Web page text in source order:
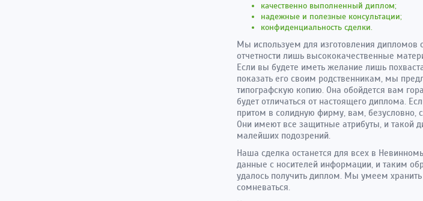
качественно выполненный диплом;
надежные и полезные консультации;
конфиденциальность сделки.
Мы используем для изготовления дипломов
отчетности лишь высококачественные
Если вы будете иметь желание лишь
показать его своим родственникам, мы
типографскую копию. Она обойдется вам
будет отличаться от настоящего диплома.
притом в солидную фирму, вам, безусловно,
Они имеют все защитные атрибуты, и такой
малейших подозрений.
Наша сделка останется для всех в
данные с носителей информации, и таким
удалось получить диплом. Мы умеем
сомневаться.